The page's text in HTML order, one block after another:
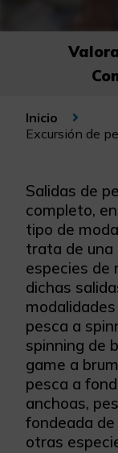
Inicio
Excursión de
Salidas de
completo,
tipo de
trata de una
especies de
dichas
pesca a
spinning de
game a
pesca a
anchoas,
fondeada
otras